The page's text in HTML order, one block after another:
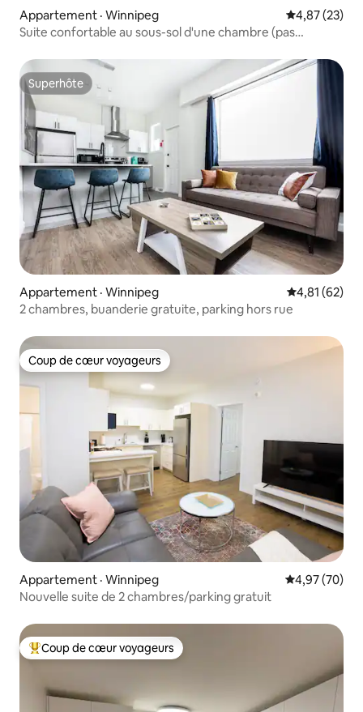
Appartement · Winnipeg Note
4,87 (23)
Suite confortable au sous-sol d'une chambre (pas
Superhôte
Superhôte
Appartement · Winnipeg Note
4,81 (62)
2 chambres, buanderie gratuite, parking hors rue
Coup de cœur voyageurs
Coup de cœur voyageurs
Appartement · Winnipeg Note
4,97 (70)
Nouvelle suite de 2 chambres/parking gratuit
Coup de cœur voyageurs parmi les plus aimés
Coup de cœur voyageurs